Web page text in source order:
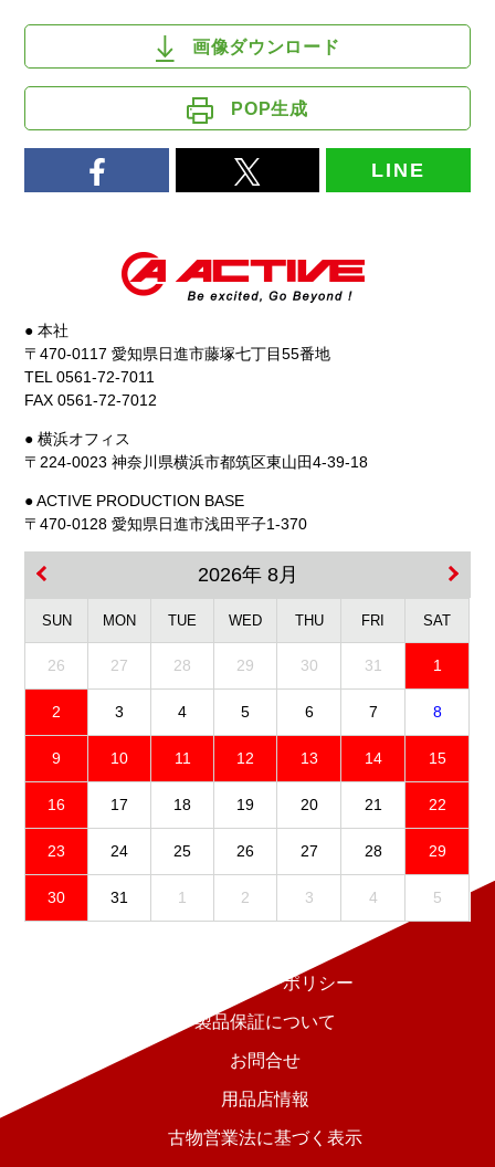
画像ダウンロード
POP生成
LINE
● 本社
〒470-0117 愛知県日進市藤塚七丁目55番地
TEL 0561-72-7011
FAX 0561-72-7012
● 横浜オフィス
〒224-0023 神奈川県横浜市都筑区東山田4-39-18
● ACTIVE PRODUCTION BASE
〒470-0128 愛知県日進市浅田平子1-370
2026年 8月
SUN MON TUE WED THU FRI SAT
26 27 28 29 30 31 1
2 3 4 5 6 7 8
9 10 11 12 13 14 15
16 17 18 19 20 21 22
23 24 25 26 27 28 29
30 31 1 2 3 4 5
プライバシーポリシー
製品保証について
お問合せ
用品店情報
古物営業法に基づく表示